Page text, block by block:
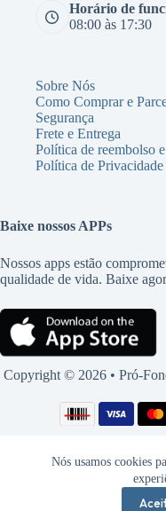
Nós usamos cookies
Horário de
08:00 às 17:30
Sobre Nós
Como Comprar e
Segurança
Frete e Entrega
Política de reembolso
Política de Privacidade
Baixe nossos APPs
Nossos apps estão
qualidade de vida. Baixe
Copyright © 2026 • Pró-